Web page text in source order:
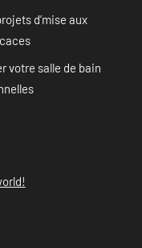
d’mise aux
votre salle de bain